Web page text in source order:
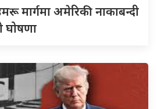
मार्गमा अमेरिकी नाकाबन्दी
घोषणा